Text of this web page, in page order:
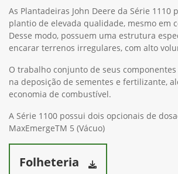
As Plantadeiras John Deere da Série 1110
plantio de elevada qualidade, mesmo em
Desse modo, possuem uma estrutura
encarar terrenos irregulares, com alto
O trabalho conjunto de seus
na deposição de sementes e fertilizante,
economia de combustível.
A Série 1100 possui dois opcionais de
MaxEmergeTM 5 (Vácuo)
Folheteria